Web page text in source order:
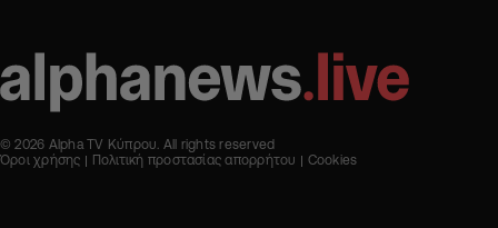
© 2026 Alpha TV Κύπρου. All rights reserved
Όροι χρήσης
Πολιτική προστασίας απορρήτου Cookies